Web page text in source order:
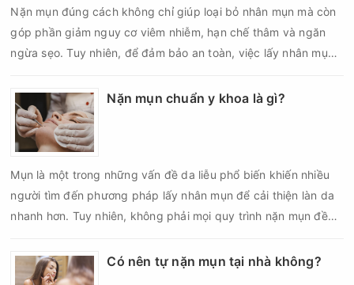
Nặn mụn đúng cách không chỉ giúp loại bỏ nhân mụn mà còn
góp phần giảm nguy cơ viêm nhiễm, hạn chế thâm và ngăn
ngừa sẹo. Tuy nhiên, để đảm bảo an toàn, việc lấy nhân mụn
đủ các bước vô khuẩn và chăm sóc sau điều trị.
Nặn mụn chuẩn y khoa là gì?
Mụn là một trong những vấn đề da liễu phổ biến khiến nhiều
người tìm đến phương pháp lấy nhân mụn để cải thiện làn da
nhanh hơn. Tuy nhiên, không phải mọi quy trình nặn mụn đều
sai kỹ thuật hoặc lấy nhân mụn không đúng thời điểm, làn da
có thể đối mặt với nguy cơ viêm nhiễm, thâm sau mụn và thậm
Có nên tự nặn mụn tại nhà không?